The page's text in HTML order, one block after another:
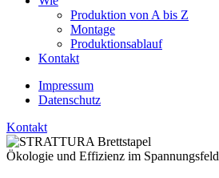
Produktion von A bis Z
Montage
Produktionsablauf
Kontakt
Impressum
Datenschutz
Kontakt
Ökologie und Effizienz im Spannungsfeld